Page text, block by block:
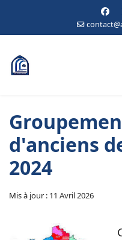
d'anciens
2024
Mis à jour : 11 Avril 2026